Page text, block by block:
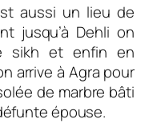
aussi un lieu de
jusqu’à Dehli on
sikh et enfin en
arrive à Agra pour
de marbre bâti
épouse.